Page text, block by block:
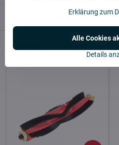
Alternative
Erklärung zum
Details
Alle Cookies